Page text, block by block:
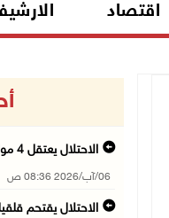
اقتصاد
الاحتلال يعتقل 4 مواطنين من محافظة نابلس
06/آب/2026 08:36 ص
الاحتلال يقتحم